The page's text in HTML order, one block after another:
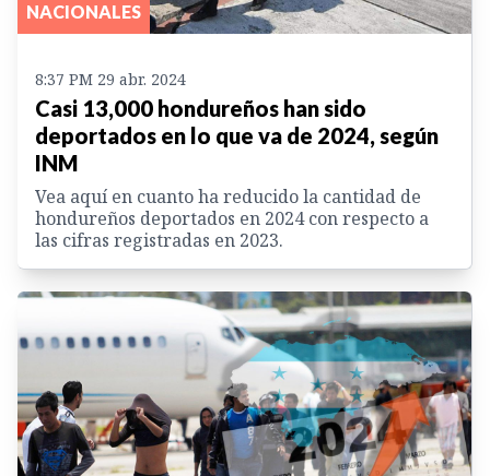
NACIONALES
8:37 PM 29 abr. 2024
Casi 13,000 hondureños han sido
deportados en lo que va de 2024, según
INM
Vea aquí en cuanto ha reducido la cantidad de
hondureños deportados en 2024 con respecto a
las cifras registradas en 2023.